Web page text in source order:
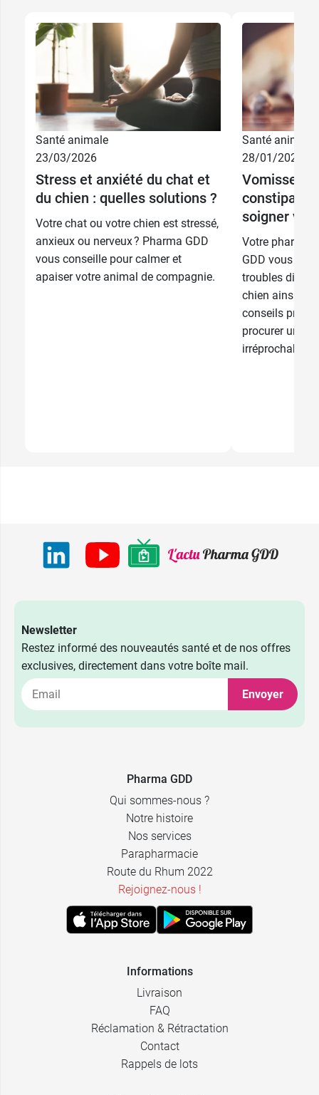
Conditionnement :
sachet de 60 friandises pour
chien
Santé animale
23/03/2026
Stress et anxiété du chat et
du chien : quelles solutions ?
Votre chat ou votre chien est stressé,
anxieux ou nerveux ? Pharma GDD
vous conseille pour calmer et
apaiser votre animal de compagnie.
Santé animale
28/01/2026
soigner
Votre
GDD vous
troubles
chien ainsi
conseils
procurer une
irréprochable...
Newsletter
Restez informé des nouveautés santé et de nos offres
exclusives, directement dans votre boîte mail.
Envoyer
Pharma GDD
Qui sommes-nous ?
Notre histoire
Nos services
Parapharmacie
Route du Rhum 2022
Rejoignez-nous !
Informations
Livraison
FAQ
Réclamation & Rétractation
Contact
Rappels de lots